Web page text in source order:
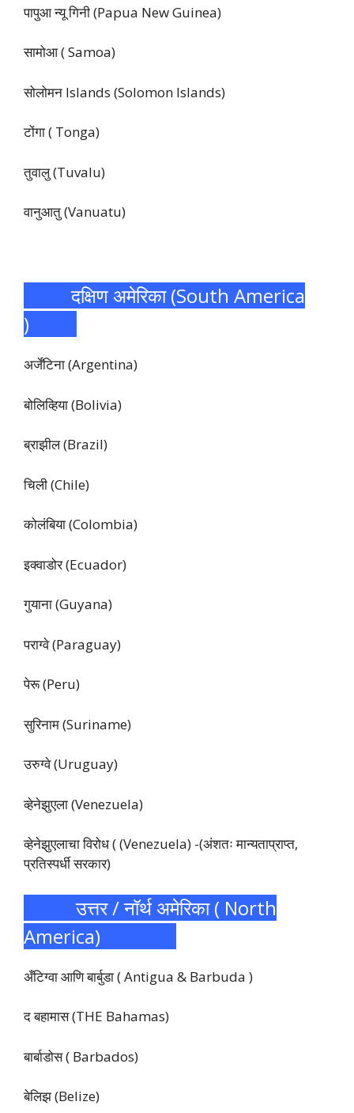
पापुआ न्यू गिनी (Papua New Guinea)
सामोआ ( Samoa)
सोलोमन Islands (Solomon Islands)
टोंगा ( Tonga)
तुवालु (Tuvalu)
वानुआतु (Vanuatu)
दक्षिण अमेरिका (South America
)
अर्जेंटिना (Argentina)
बोलिव्हिया (Bolivia)
ब्राझील (Brazil)
चिली (Chile)
कोलंबिया (Colombia)
इक्वाडोर (Ecuador)
गुयाना (Guyana)
पराग्वे (Paraguay)
पेरू (Peru)
सुरिनाम (Suriname)
उरुग्वे (Uruguay)
व्हेनेझुएला (Venezuela)
व्हेनेझुएलाचा विरोध ( (Venezuela) -(अंशतः मान्यताप्राप्त,
प्रतिस्पर्धी सरकार)
उत्तर / नॉर्थ अमेरिका ( North
America)
अँटिग्वा आणि बार्बुडा ( Antigua & Barbuda )
द बहामास (THE Bahamas)
बार्बाडोस ( Barbados)
बेलिझ (Belize)